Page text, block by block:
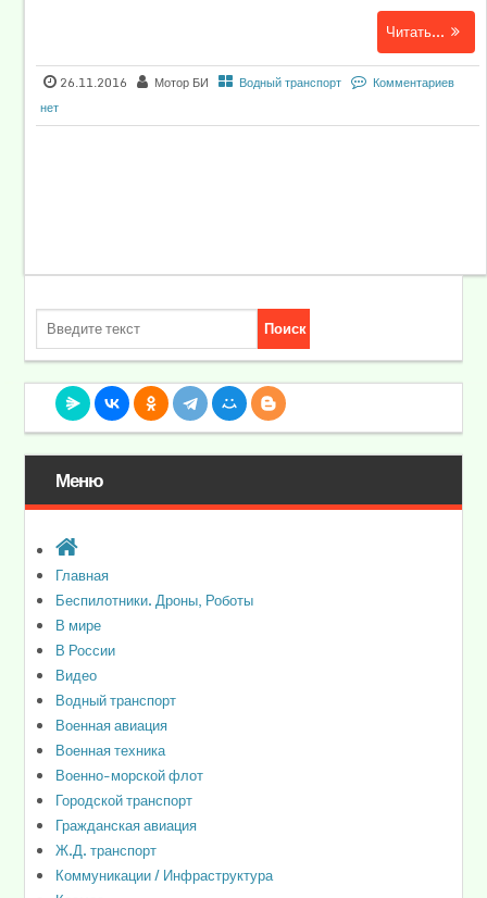
Читать...
26.11.2016 Мотор БИ Водный транспорт
Комментариев
нет
Меню
Главная
Беспилотники. Дроны, Роботы
В мире
В России
Видео
Водный транспорт
Военная авиация
Военная техника
Военно-морской флот
Городской транспорт
Гражданская авиация
Ж.Д. транспорт
Коммуникации / Инфраструктура